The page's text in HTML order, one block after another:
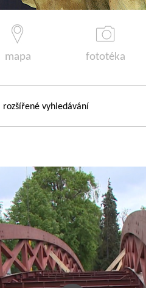
mapa fototéka
rozšířené vyhledávání